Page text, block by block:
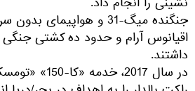
نشینی را انجام داد.
جنگنده میگ-31 و
اقیانوس آرام و حدود ده کشتی
داشتند.
در سال 2017،